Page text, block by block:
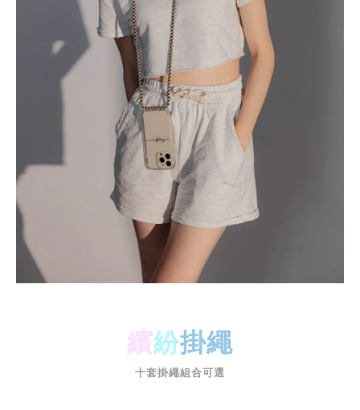
繽紛掛繩
十套掛繩組合可選